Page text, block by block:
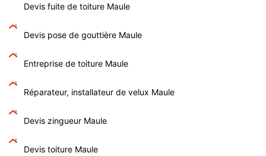
Devis fuite de toiture Maule
Devis pose de gouttière Maule
Entreprise de toiture Maule
Réparateur, installateur de velux Maule
Devis zingueur Maule
Devis toiture Maule